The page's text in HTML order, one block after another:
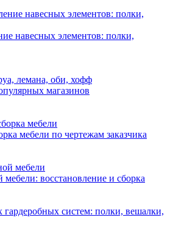
навесных элементов: полки,
магазинов
мебели по чертежам заказчика
восстановление и сборка
систем: полки, вешалки,